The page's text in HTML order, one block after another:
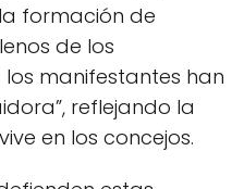
formación de
de los
manifestantes han
reflejando la
en los concejos.